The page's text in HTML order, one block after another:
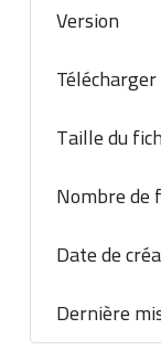
Version
Télécharger
Taille du
Nombre de
Date de
Dernière